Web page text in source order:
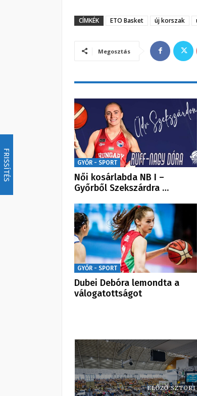
FRISSÍTÉS
CÍMKÉK ETO Basket új korszak
Megosztás
GYŐR - SPORT
Női kosárlabda NB I –
Győrből Szekszárdra …
GYŐR - SPORT
Dubei Debóra lemondta a
válogatottságot
ELŐZŐ SZTORI